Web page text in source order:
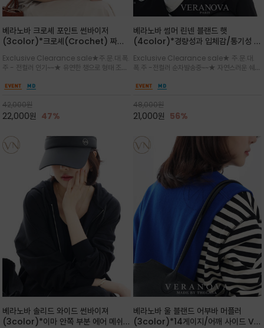
베라노바 크로셰 포인트 썬바이저
(3color)*크로셰(Crochet) 짜임
미닌한 무드를 연출/벨크로 타입이라 휴
대도 간편
Exclusive Clearance sale★주.문.대.폭.
주 - 전컬러 인기~~★ 유연한 챙으로 형태 조절
말아 휴대하기 좋고, 챙의 모양을 살짝 바꿀 수 있
용성을 모두 갖춘 아이템
42,000원
22,000원 47%
베라노바 썸머 린넨 블랜드 햇
(4color)*경량성과 입체감/통기성 좋
쾌적하게 착용/ 뒷트임 있어서 헤어스타
일링에도 편하게 쓰실수 있습니다
Exclusive Clearance sale★ 주.문.대.
폭.주 -전컬러 순차발송중~~★ 자연스러운 쉐입
련된 포인트/베이직한 컬러 구성으로 어떤 스타
용도 높은 아이템
48,000원
21,000원 56%
베라노바 솔리드 와이드 썬바이져
(3color)*이마 안쪽 부분 에어 메쉬
베라노바 울 블랜드 어부바 머플러
(3color)*14게이지/어깨 사이드 VN